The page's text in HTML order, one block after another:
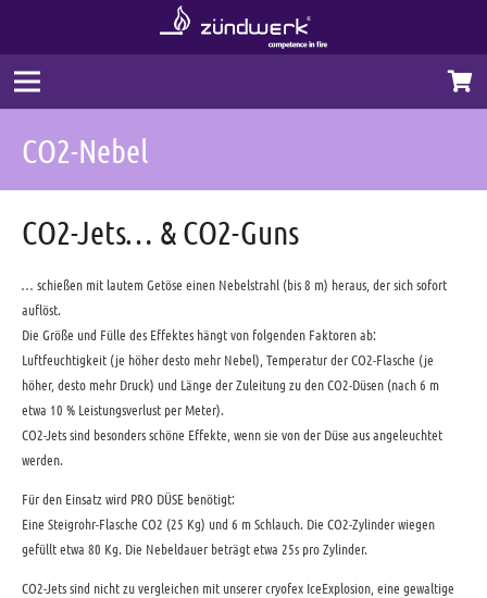
CO2-Nebel
CO2-Jets… & CO2-Guns
… schießen mit lautem Getöse einen Nebelstrahl (bis 8 m) heraus, der sich sofort
auflöst.
Die Größe und Fülle des Effektes hängt von folgenden Faktoren ab:
Luftfeuchtigkeit (je höher desto mehr Nebel), Temperatur der CO2-Flasche (je
höher, desto mehr Druck) und Länge der Zuleitung zu den CO2-Düsen (nach 6 m
etwa 10 % Leistungsverlust per Meter).
CO2-Jets sind besonders schöne Effekte, wenn sie von der Düse aus angeleuchtet
werden.
Für den Einsatz wird PRO DÜSE benötigt:
Eine Steigrohr-Flasche CO2 (25 Kg) und 6 m Schlauch. Die CO2-Zylinder wiegen
gefüllt etwa 80 Kg. Die Nebeldauer beträgt etwa 25s pro Zylinder.
CO2-Jets sind nicht zu vergleichen mit unserer cryofex IceExplosion, eine gewaltige